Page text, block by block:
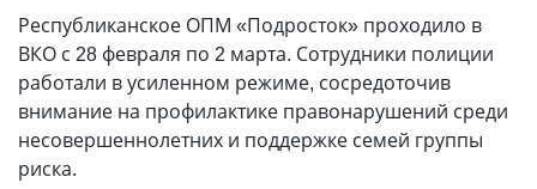
Республиканское ОПМ «Подросток» проходило в
ВКО с 28 февраля по 2 марта. Сотрудники полиции
работали в усиленном режиме, сосредоточив
внимание на профилактике правонарушений среди
несовершеннолетних и поддержке семей группы
риска.